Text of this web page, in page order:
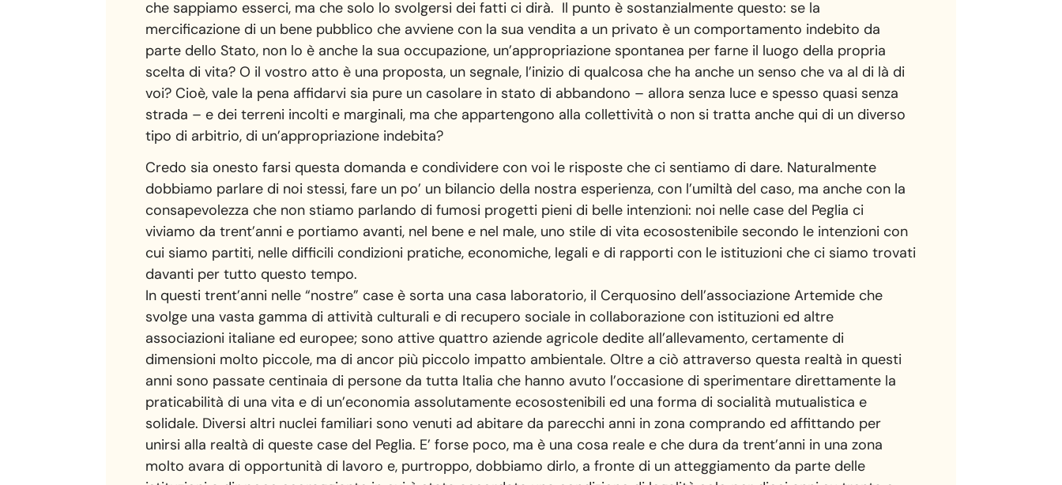
che sappiamo esserci, ma che solo lo svolgersi dei fatti ci dirà. Il punto è sostanzialmente questo: se la
mercificazione di un bene pubblico che avviene con la sua vendita a un privato è un comportamento indebito da
parte dello Stato, non lo è anche la sua occupazione, un’appropriazione spontanea per farne il luogo della propria
scelta di vita? O il vostro atto è una proposta, un segnale, l’inizio di qualcosa che ha anche un senso che va al di là di
voi? Cioè, vale la pena affidarvi sia pure un casolare in stato di abbandono – allora senza luce e spesso quasi senza
strada – e dei terreni incolti e marginali, ma che appartengono alla collettività o non si tratta anche qui di un diverso
tipo di arbitrio, di un’appropriazione indebita?
Credo sia onesto farsi questa domanda e condividere con voi le risposte che ci sentiamo di dare. Naturalmente
dobbiamo parlare di noi stessi, fare un po’ un bilancio della nostra esperienza, con l’umiltà del caso, ma anche con la
consapevolezza che non stiamo parlando di fumosi progetti pieni di belle intenzioni: noi nelle case del Peglia ci
viviamo da trent’anni e portiamo avanti, nel bene e nel male, uno stile di vita ecosostenibile secondo le intenzioni con
cui siamo partiti, nelle difficili condizioni pratiche, economiche, legali e di rapporti con le istituzioni che ci siamo trovati
davanti per tutto questo tempo.
In questi trent’anni nelle “nostre” case è sorta una casa laboratorio, il Cerquosino dell’associazione Artemide che
svolge una vasta gamma di attività culturali e di recupero sociale in collaborazione con istituzioni ed altre
associazioni italiane ed europee; sono attive quattro aziende agricole dedite all’allevamento, certamente di
dimensioni molto piccole, ma di ancor più piccolo impatto ambientale. Oltre a ciò attraverso questa realtà in questi
anni sono passate centinaia di persone da tutta Italia che hanno avuto l’occasione di sperimentare direttamente la
praticabilità di una vita e di un’economia assolutamente ecosostenibili ed una forma di socialità mutualistica e
solidale. Diversi altri nuclei familiari sono venuti ad abitare da parecchi anni in zona comprando ed affittando per
unirsi alla realtà di queste case del Peglia. E’ forse poco, ma è una cosa reale e che dura da trent’anni in una zona
molto avara di opportunità di lavoro e, purtroppo, dobbiamo dirlo, a fronte di un atteggiamento da parte delle